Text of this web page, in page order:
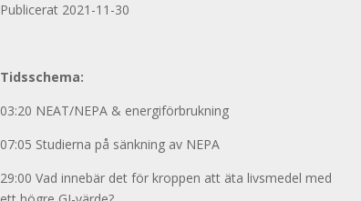
Publicerat 2021-11-30
Tidsschema:
03:20 NEAT/NEPA & energiförbrukning
07:05 Studierna på sänkning av NEPA
29:00 Vad innebär det för kroppen att äta livsmedel med